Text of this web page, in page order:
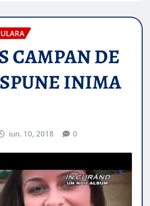
CAMPAN DE
INIMA
iun. 10, 2018 0